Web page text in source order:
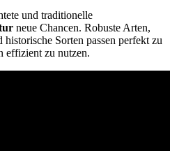
und traditionelle
neue Chancen. Robuste Arten,
Sorten passen perfekt zu
effizient zu nutzen.